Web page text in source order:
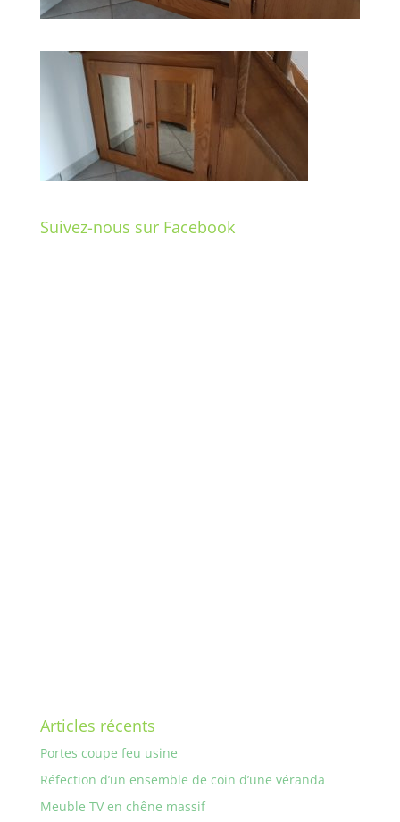
Suivez-nous sur Facebook
Articles récents
Portes coupe feu usine
Réfection d’un ensemble de coin d’une véranda
Meuble TV en chêne massif